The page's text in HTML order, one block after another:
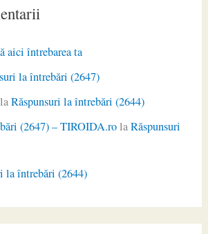
aici întrebarea ta
la întrebări (2647)
laRăspunsuri la întrebări (2644)
(2647) – TIROIDA.rolaRăspunsuri
la întrebări (2644)